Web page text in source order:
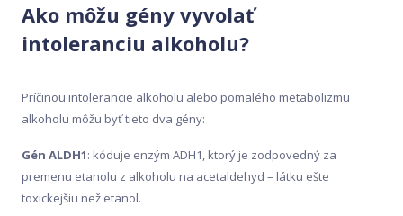
Ako môžu gény vyvolať
intoleranciu alkoholu?
Príčinou intolerancie alkoholu alebo pomalého metabolizmu
alkoholu môžu byť tieto dva gény:
Gén ALDH1: kóduje enzým ADH1, ktorý je zodpovedný za
premenu etanolu z alkoholu na acetaldehyd – látku ešte
toxickejšiu než etanol.